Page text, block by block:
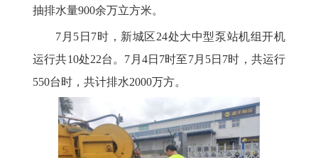
抽排水量900余万立方米。
7月5日7时，新城区24处大中型泵站机组开机
运行共10处22台。7月4日7时至7月5日7时，共运行
550台时，共计排水2000万方。